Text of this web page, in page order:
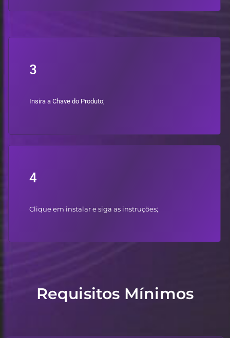
3
Insira a Chave do Produto;
4
Clique em instalar e siga as instruções;
Requisitos Mínimos